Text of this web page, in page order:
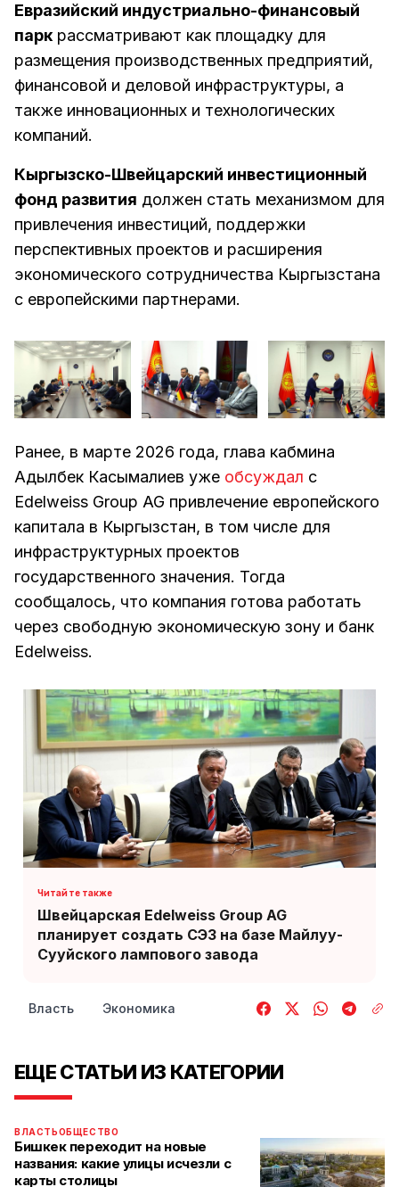
Евразийский индустриально-финансовый
парк рассматривают как площадку для
размещения производственных предприятий,
финансовой и деловой инфраструктуры, а
также инновационных и технологических
компаний.
Кыргызско-Швейцарский инвестиционный
фонд развития должен стать механизмом для
привлечения инвестиций, поддержки
перспективных проектов и расширения
экономического сотрудничества Кыргызстана
с европейскими партнерами.
Ранее, в марте 2026 года, глава кабмина
Адылбек Касымалиев уже обсуждал с
Edelweiss Group AG привлечение европейского
капитала в Кыргызстан, в том числе для
инфраструктурных проектов
государственного значения. Тогда
сообщалось, что компания готова работать
через свободную экономическую зону и банк
Edelweiss.
Швейцарская Edelweiss Group AG
планирует создать СЭЗ на базе Майлуу-
Сууйского лампового завода
Власть Экономика
ЕЩЕ СТАТЬИ ИЗ КАТЕГОРИИ
ВЛАСТЬОБЩЕСТВО
Бишкек переходит на новые
названия: какие улицы исчезли с
карты столицы